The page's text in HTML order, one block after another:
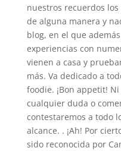
nuestros recuerdos
de alguna manera y
blog, en el que
experiencias con
vienen a casa y
más. Va dedicado a
foodie. ¡Bon appetit!
cualquier duda o
contestaremos a todo
alcance. . ¡Ah! Por
sido reconocida por